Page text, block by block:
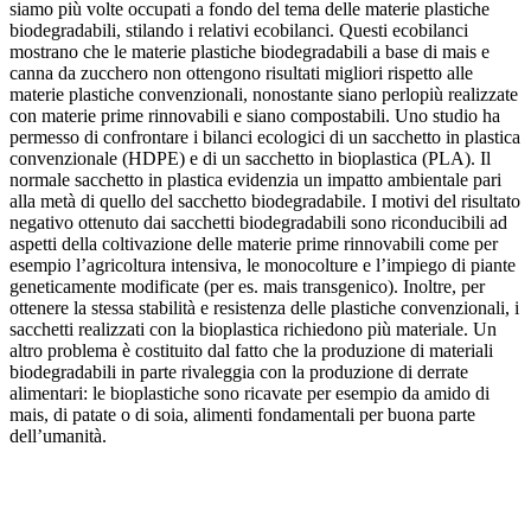
siamo più volte occupati a fondo del tema delle materie plastiche
biodegradabili, stilando i relativi ecobilanci. Questi ecobilanci
mostrano che le materie plastiche biodegradabili a base di mais e
canna da zucchero non ottengono risultati migliori rispetto alle
materie plastiche convenzionali, nonostante siano perlopiù realizzate
con materie prime rinnovabili e siano compostabili. Uno studio ha
permesso di confrontare i bilanci ecologici di un sacchetto in plastica
convenzionale (HDPE) e di un sacchetto in bioplastica (PLA). Il
normale sacchetto in plastica evidenzia un impatto ambientale pari
alla metà di quello del sacchetto biodegradabile. I motivi del risultato
negativo ottenuto dai sacchetti biodegradabili sono riconducibili ad
aspetti della coltivazione delle materie prime rinnovabili come per
esempio l’agricoltura intensiva, le monocolture e l’impiego di piante
geneticamente modificate (per es. mais transgenico). Inoltre, per
ottenere la stessa stabilità e resistenza delle plastiche convenzionali, i
sacchetti realizzati con la bioplastica richiedono più materiale. Un
altro problema è costituito dal fatto che la produzione di materiali
biodegradabili in parte rivaleggia con la produzione di derrate
alimentari: le bioplastiche sono ricavate per esempio da amido di
mais, di patate o di soia, alimenti fondamentali per buona parte
dell’umanità.